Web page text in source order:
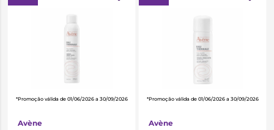
*Promoção válida de 01/06/2026 a 30/09/2026
Avène
*Promoção válida de 01/06/2026 a 30/09/2026
Avène